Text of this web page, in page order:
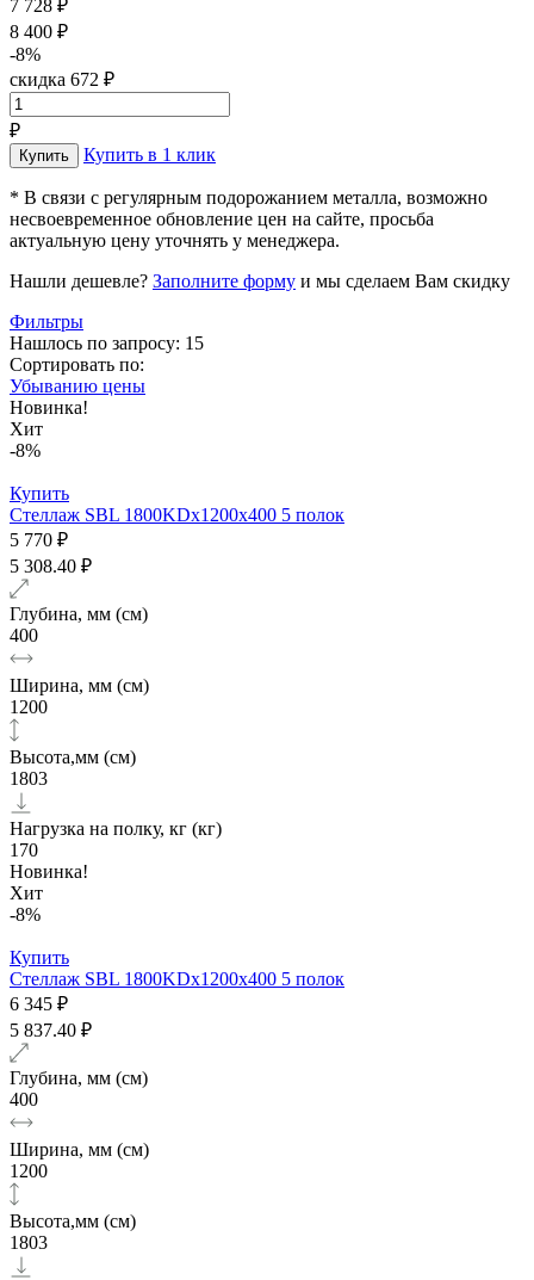
7 728 ₽
8 400 ₽
-8%
скидка 672 ₽
₽
Купить в 1 клик
* В связи с регулярным подорожанием металла, возможно
несвоевременное обновление цен на сайте, просьба
актуальную цену уточнять у менеджера.
Нашли дешевле? Заполните форму и мы сделаем Вам скидку
Фильтры
Нашлось по запросу: 15
Сортировать по:
Убыванию цены
Новинка!
Хит
-8%
Купить
Стеллаж SBL 1800KDх1200x400 5 полок
5 770 ₽
5 308.40 ₽
Глубина, мм (см)
400
Ширина, мм (см)
1200
Высота,мм (см)
1803
Нагрузка на полку, кг (кг)
170
Новинка!
Хит
-8%
Купить
Стеллаж SBL 1800KDх1200x400 5 полок
6 345 ₽
5 837.40 ₽
Глубина, мм (см)
400
Ширина, мм (см)
1200
Высота,мм (см)
1803